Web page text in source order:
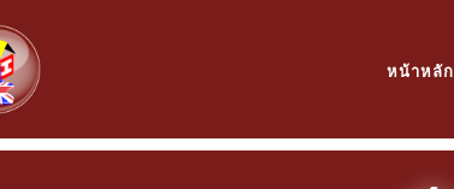
หน้าหลัก